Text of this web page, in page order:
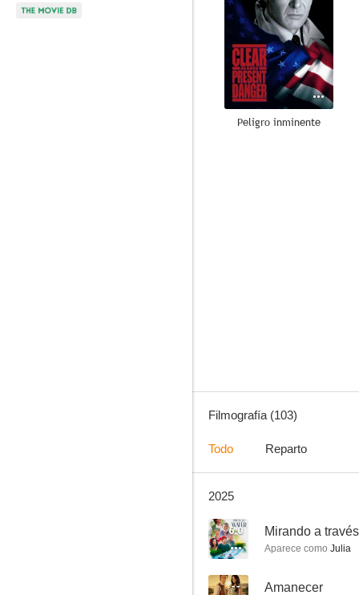
Peligro inminente
7.6
Filmografía (103)
Todo Reparto
2025
6.0 Mirando a
Aparece como Julia
-- Amanecer